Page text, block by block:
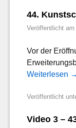
44.
Veröffentlicht am
Vor der
Weiterlesen →
Veröffentlicht
Video 3 –